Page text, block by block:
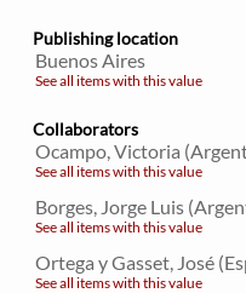
Publishing location
Buenos Aires
See all items with this value
Collaborators
Ocampo, Victoria
See all items with this value
Borges, Jorge Luis
See all items with this value
Ortega y Gasset, José
See all items with this value